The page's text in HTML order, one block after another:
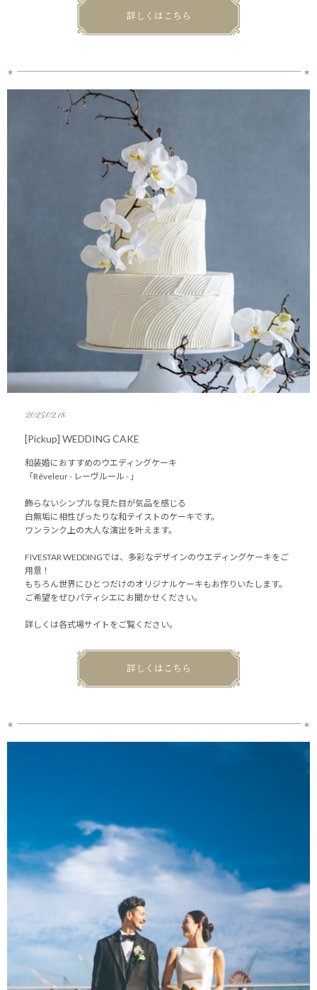
詳しくはこちら
2025.02.18
[Pickup] WEDDING CAKE
和装婚におすすめのウエディングケーキ
「Rêveleur - レーヴルール - 」
飾らないシンプルな見た目が気品を感じる
白無垢に相性ぴったりな和テイストのケーキです。
ワンランク上の大人な演出を叶えます。
FIVESTAR WEDDINGでは、多彩なデザインのウエディングケーキをご
用意！
もちろん世界にひとつだけのオリジナルケーキもお作りいたします。
ご希望をぜひパティシエにお聞かせください。
詳しくは各式場サイトをご覧ください。
詳しくはこちら